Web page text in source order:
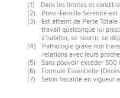
(1)
Dans les limites et
(2)
Prévi-Famille Sérénité est
(3)
Est atteint de Perte
travail quelconque lui
s’habiller, se nourrir, se
(4)
Pathologie grave non
relations avec leurs
(5)
Sans pouvoir excéder 500
(6)
Formule Essentielle
(7)
Selon fiscalité en vigueur